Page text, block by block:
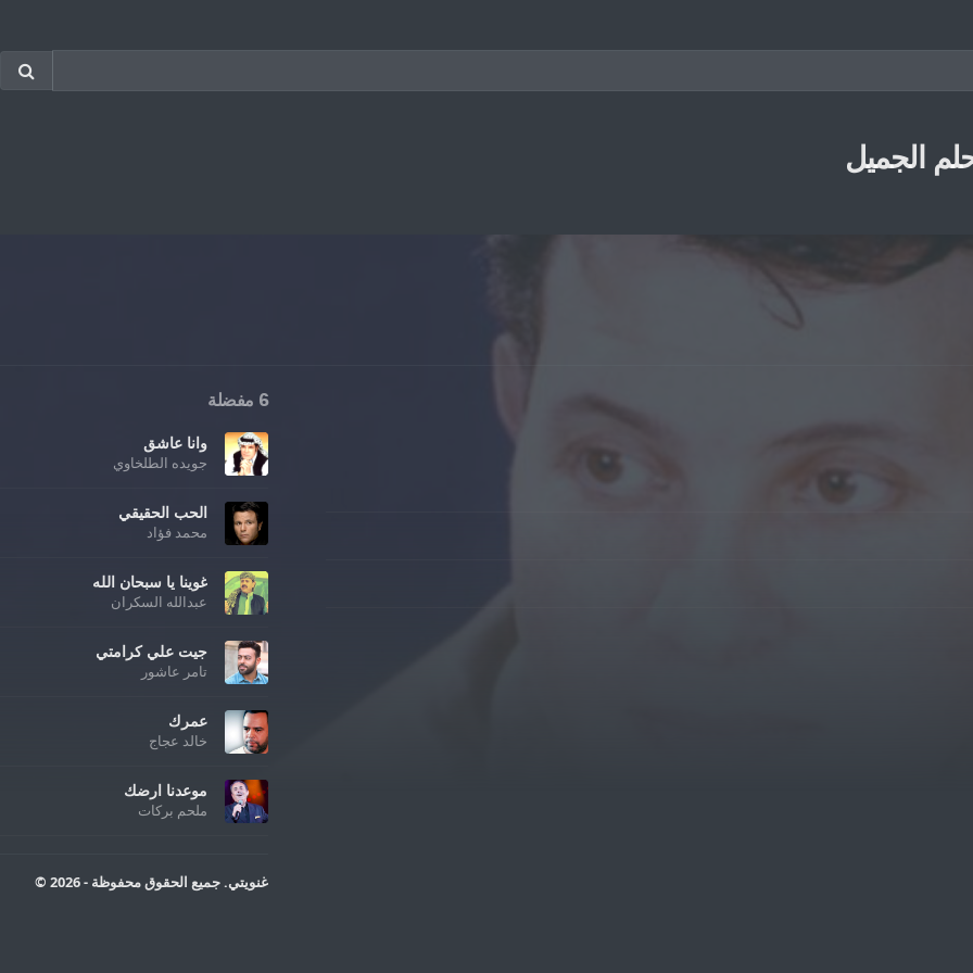
الجميل
6 مفضلة
وانا عاشق
جويده الطلخاوي
الحب الحقيقي
محمد فؤاد
غوينا يا سبحان الله
عبدالله السكران
جيت علي كرامتي
تامر عاشور
عمرك
خالد عجاج
موعدنا ارضك
ملحم بركات
غنويتي. جميع الحقوق محفوظة - 2026 ©